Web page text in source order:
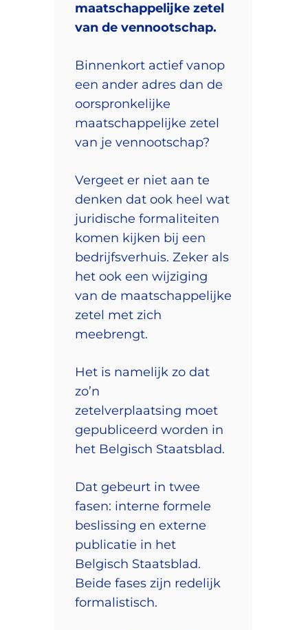
maatschappelijke zetel
van de vennootschap.
Binnenkort actief vanop
een ander adres dan de
oorspronkelijke
maatschappelijke zetel
van je vennootschap?⁣
Vergeet er niet aan te
denken dat ook heel wat
juridische formaliteiten
komen kijken bij een
bedrijfsverhuis. Zeker als
het ook een wijziging
van de maatschappelijke
zetel met zich
meebrengt. ⁣
Het is namelijk zo dat
zo’n
zetelverplaatsing moet
gepubliceerd worden in
het Belgisch Staatsblad.
Dat gebeurt in twee
fasen: interne formele
beslissing en externe
publicatie in het
Belgisch Staatsblad.
Beide fases zijn redelijk
formalistisch.